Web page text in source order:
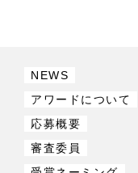
NEWS
アワードについて
応募概要
審査委員